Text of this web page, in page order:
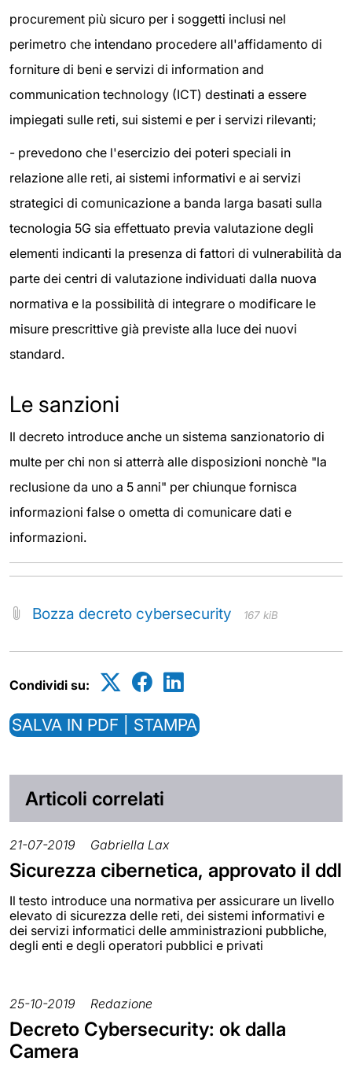
procurement più sicuro per i soggetti inclusi nel
perimetro che intendano procedere all'affidamento di
forniture di beni e servizi di information and
communication technology (ICT) destinati a essere
impiegati sulle reti, sui sistemi e per i servizi rilevanti;
- prevedono che l'esercizio dei poteri speciali in
relazione alle reti, ai sistemi informativi e ai servizi
strategici di comunicazione a banda larga basati sulla
tecnologia 5G sia effettuato previa valutazione degli
elementi indicanti la presenza di fattori di vulnerabilità da
parte dei centri di valutazione individuati dalla nuova
normativa e la possibilità di integrare o modificare le
misure prescrittive già previste alla luce dei nuovi
standard.
Le sanzioni
Il decreto introduce anche un sistema sanzionatorio di
multe per chi non si atterrà alle disposizioni nonchè "la
reclusione da uno a 5 anni" per chiunque fornisca
informazioni false o ometta di comunicare dati e
informazioni.
Bozza decreto cybersecurity 167 kiB
Condividi su:
SALVA IN PDF | STAMPA
Articoli correlati
21-07-2019 Gabriella Lax
Sicurezza cibernetica, approvato il ddl
Il testo introduce una normativa per assicurare un livello
elevato di sicurezza delle reti, dei sistemi informativi e
dei servizi informatici delle amministrazioni pubbliche,
degli enti e degli operatori pubblici e privati
25-10-2019 Redazione
Decreto Cybersecurity: ok dalla
Camera